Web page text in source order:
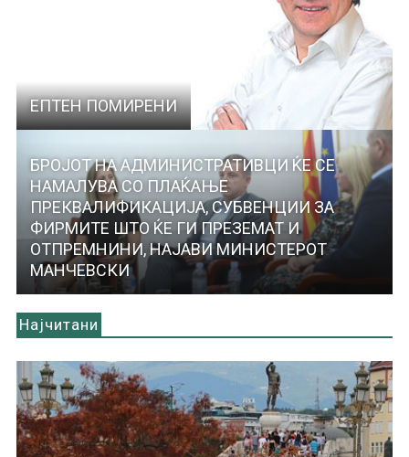
ЕПТЕН ПОМИРЕНИ
БРОЈОТ НА АДМИНИСТРАТИВЦИ ЌЕ СЕ
НАМАЛУВА СО ПЛАЌАЊЕ
ПРЕКВАЛИФИКАЦИЈА, СУБВЕНЦИИ ЗА
ФИРМИТЕ ШТО ЌЕ ГИ ПРЕЗЕМАТ И
ОТПРЕМНИНИ, НАЈАВИ МИНИСТЕРОТ
МАНЧЕВСКИ
Најчитани